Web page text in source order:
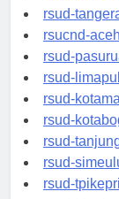
rsud-
rsud-
rsucnd-
rsud-
rsud-
rsud-
rsud-
rsud-
rsud-